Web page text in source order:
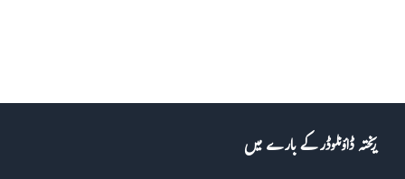
ریختہ ڈاؤنلوڈر کے بارے میں